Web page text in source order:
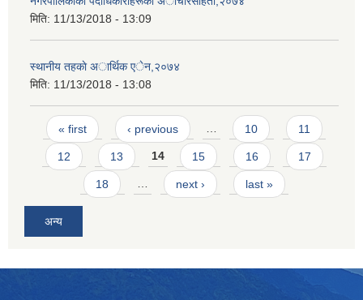
मिति: 11/13/2018 - 13:09
स्थानीय तहकाे अार्थिक एेन,२०७४
मिति: 11/13/2018 - 13:08
Pages
« first ‹ previous … 10 11
12 13 14 15 16 17
18 … next › last »
अन्य